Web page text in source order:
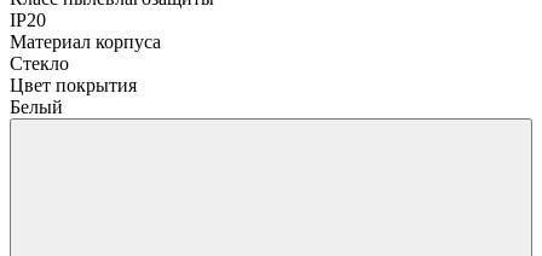
IP20
Материал корпуса
Стекло
Цвет покрытия
Белый